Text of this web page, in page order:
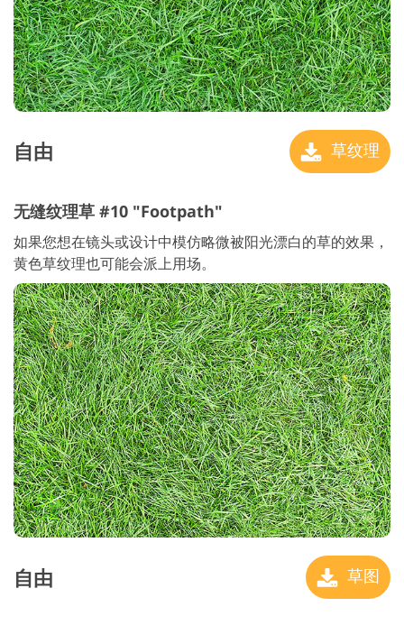
自由 草纹理
无缝纹理草 #10 "Footpath"
如果您想在镜头或设计中模仿略微被阳光漂白的草的效果，
黄色草纹理也可能会派上用场。
自由 草图